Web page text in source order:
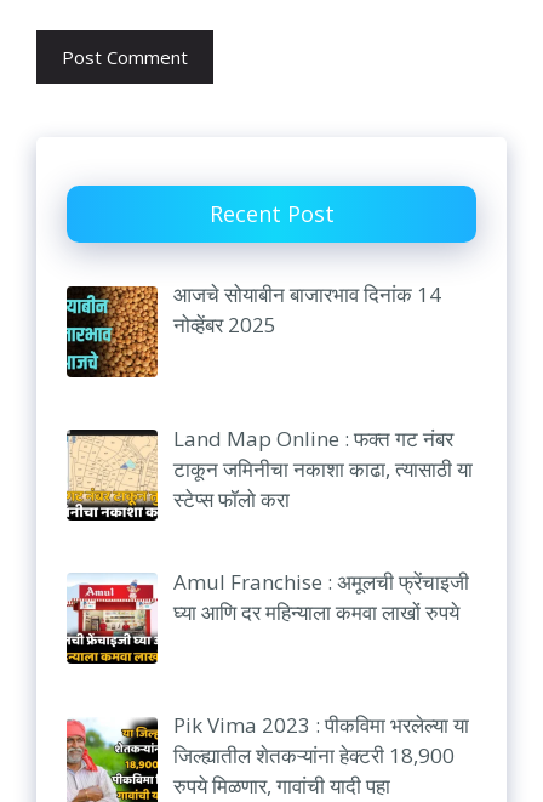
Recent Post
आजचे सोयाबीन बाजारभाव दिनांक 14
नोव्हेंबर 2025
Land Map Online : फक्त गट नंबर
टाकून जमिनीचा नकाशा काढा, त्यासाठी या
स्टेप्स फॉलो करा
Amul Franchise : अमूलची फ्रेंचाइजी
घ्या आणि दर महिन्याला कमवा लाखों रुपये
Pik Vima 2023 : पीकविमा भरलेल्या या
जिल्ह्यातील शेतकऱ्यांना हेक्टरी 18,900
रुपये मिळणार, गावांची यादी पहा